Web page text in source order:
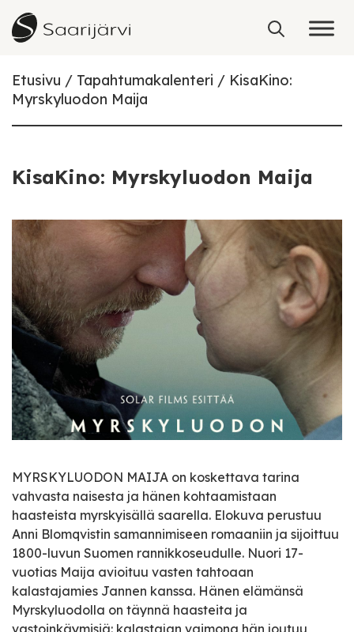
Skip to content
Etusivu Tapahtumakalenteri
KisaKino:
Myrskyluodon Maija
KisaKino: Myrskyluodon Maija
MYRSKYLUODON MAIJA on koskettava tarina
vahvasta naisesta ja hänen kohtaamistaan
haasteista myrskyisällä saarella. Elokuva perustuu
Anni Blomqvistin samannimiseen romaaniin ja sijoittuu
1800-luvun Suomen rannikkoseudulle. Nuori 17-
vuotias Maija avioituu vasten tahtoaan
kalastajamies Jannen kanssa. Hänen elämänsä
Myrskyluodolla on täynnä haasteita ja
vastoinkäymisiä: kalastajan vaimona hän joutuu